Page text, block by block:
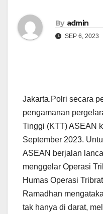
By admin
SEP 6, 2023
Jakarta.Polri secara
pengamanan
Tinggi (KTT) ASEAN
September 2023.
ASEAN berjalan
menggelar Operasi
Humas Operasi
Ramadhan
tak hanya di darat,